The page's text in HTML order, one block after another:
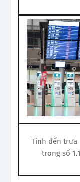
Tính đến trưa
trong số